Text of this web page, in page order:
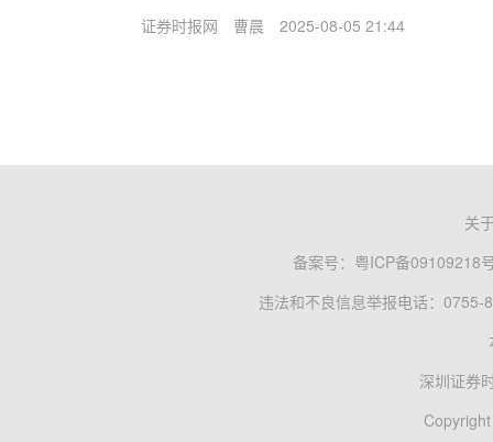
证券时报网 曹晨 2025-08-05 21:44
关
备案号： 粤ICP备09109218
违法和不良信息举报电话：0755-
深圳证券